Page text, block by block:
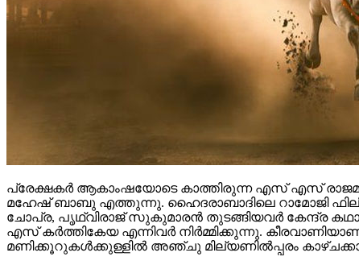
പ്രേക്ഷകർ ആകാംഷയോടെ കാത്തിരുന്ന എസ് എസ്
മഹേഷ് ബാബു എത്തുന്നു. ഹൈദരാബാദിലെ റാമോജി ഫിലിം
ചോപ്ര, പൃഥ്വിരാജ് സുകുമാരൻ തുടങ്ങിയവർ കേന്ദ്ര
എസ് കർത്തികേയ എന്നിവർ നിർമ്മിക്കുന്നു.
മണിക്കൂറുകൾക്കുള്ളിൽ അഞ്ചു മില്യണിൽപ്പരം